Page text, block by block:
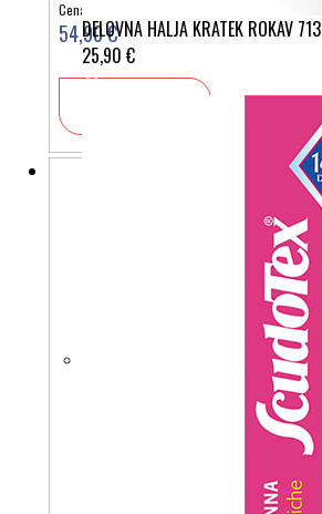
DELOVNA HALJA KRATEK ROKAV 713
25,90 €
Cena:
54,90 €